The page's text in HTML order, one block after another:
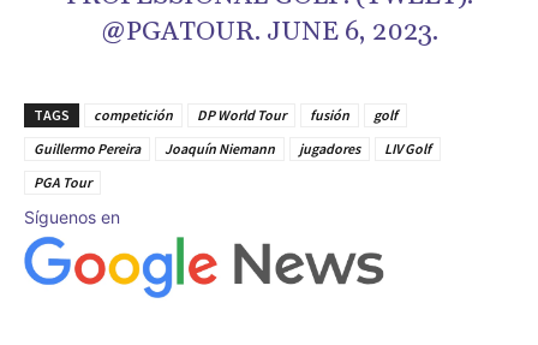
@PGATOUR. JUNE 6, 2023.
TAGS competición DP World Tour fusión
golf
Guillermo Pereira
Joaquín Niemann jugadores
LIV Golf
PGA Tour
Síguenos en